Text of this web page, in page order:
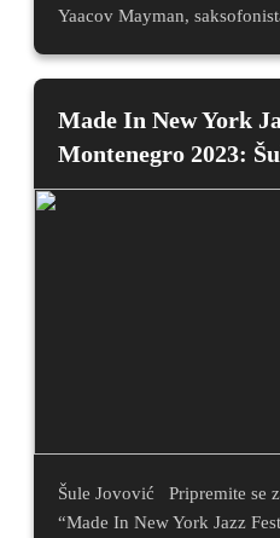
Yaacov Mayman,
Made In New York
Montenegro 2023:
Šule Jovović Pripremite se
“Made In New York Jazz